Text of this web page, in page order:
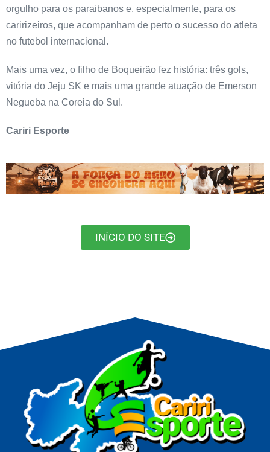
orgulho para os paraibanos e, especialmente, para os
caririzeiros, que acompanham de perto o sucesso do atleta
no futebol internacional.
Mais uma vez, o filho de Boqueirão fez história: três gols,
vitória do Jeju SK e mais uma grande atuação de Emerson
Negueba na Coreia do Sul.
Cariri Esporte
INÍCIO DO SITE